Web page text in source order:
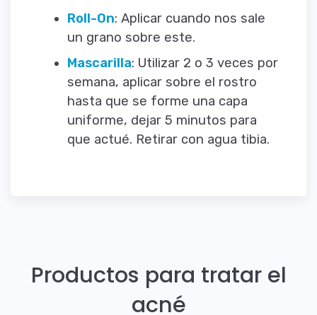
Roll-On: Aplicar cuando nos sale
un grano sobre este.
Mascarilla: Utilizar 2 o 3 veces por
semana, aplicar sobre el rostro
hasta que se forme una capa
uniforme, dejar 5 minutos para
que actué. Retirar con agua tibia.
Productos para tratar el
acné